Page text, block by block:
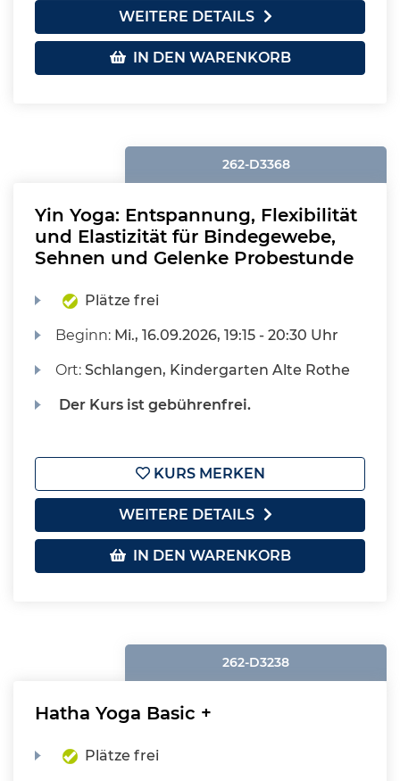
WEITERE DETAILS
IN DEN WARENKORB
262-D3368
Yin Yoga: Entspannung, Flexibilität
und Elastizität für Bindegewebe,
Sehnen und Gelenke Probestunde
Plätze frei
Beginn: Mi., 16.09.2026, 19:15 - 20:30 Uhr
Ort:Schlangen, Kindergarten Alte Rothe
Der Kurs ist gebührenfrei.
KURS MERKEN
WEITERE DETAILS
IN DEN WARENKORB
262-D3238
Hatha Yoga Basic +
Plätze frei